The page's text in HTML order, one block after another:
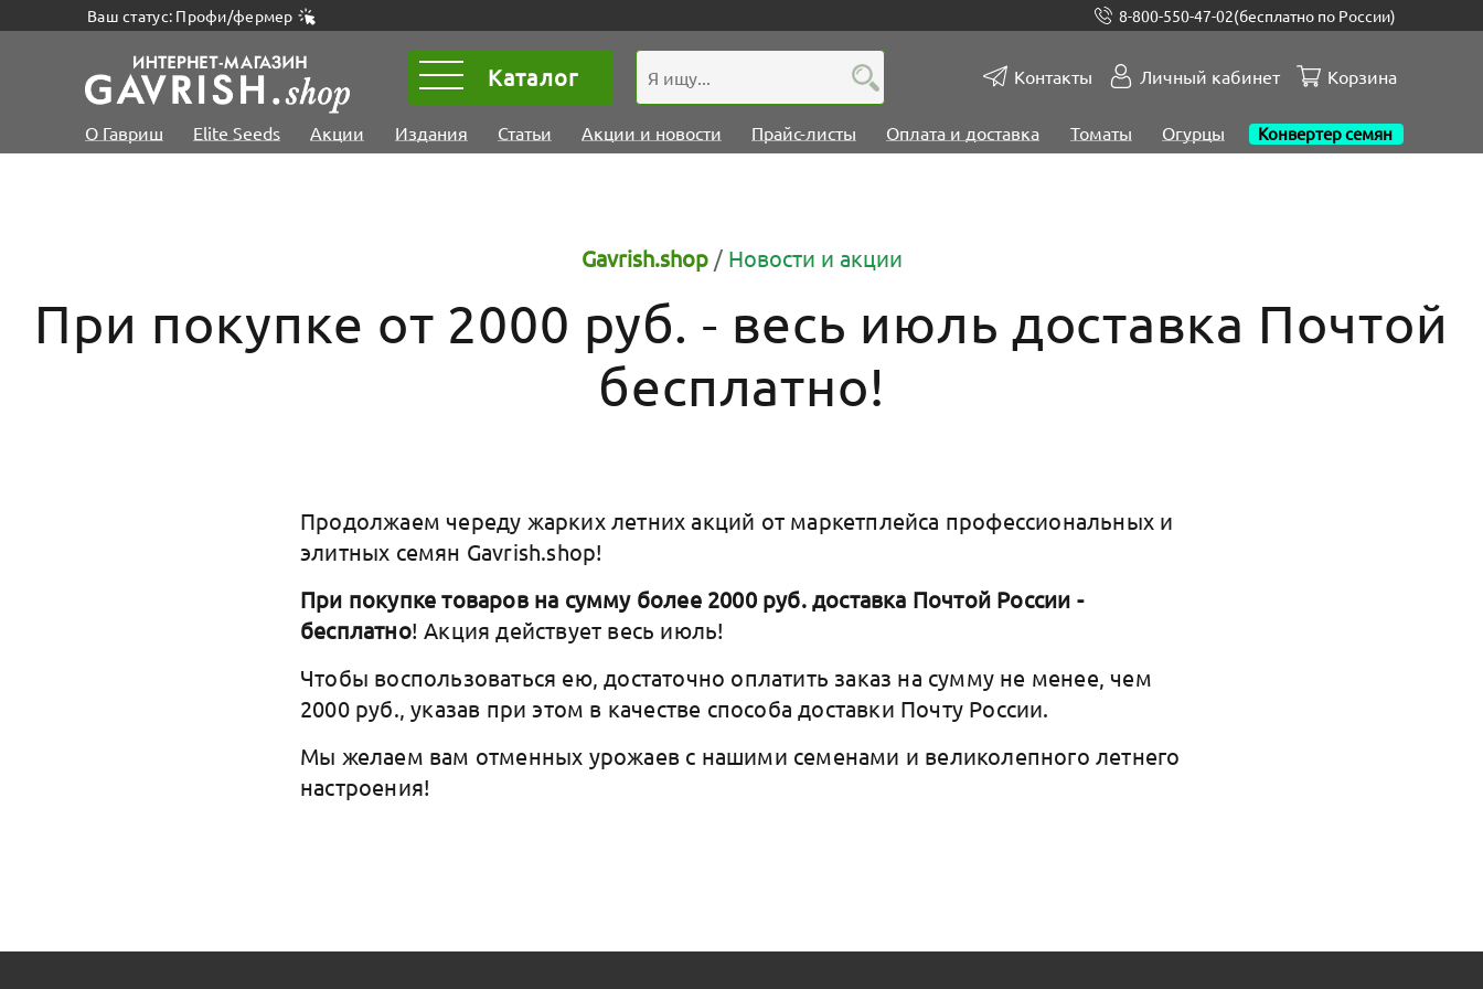
Ваш статус: Профи/фермер 8-800-550-47-02(бесплатно по России)
Каталог Контакты Личный кабинет Корзина
О Гавриш Elite Seeds Акции Издания Статьи Акции и новости Прайс-листы Оплата и доставка Томаты Огурцы Конвертер семян
Gavrish.shop/ Новости и акции
При покупке от 2000 руб. - весь июль доставка Почтой
бесплатно!
Продолжаем череду жарких летних акций от маркетплейса профессиональных и
элитных семян Gavrish.shop!
При покупке товаров на сумму более 2000 руб. доставка Почтой России -
бесплатно! Акция действует весь июль!
Чтобы воспользоваться ею, достаточно оплатить заказ на сумму не менее, чем
2000 руб., указав при этом в качестве способа доставки Почту России.
Мы желаем вам отменных урожаев с нашими семенами и великолепного летнего
настроения!